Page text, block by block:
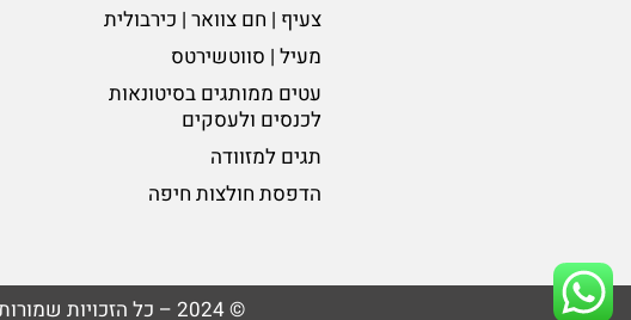
צעיף | חם צוואר | כירבולית
מעיל | סווטשירטס
עטים ממותגים בסיטונאות
לכנסים ולעסקים
תגים למזוודה
הדפסת חולצות חיפה
© 2024 – כל הזכויות שמורות לגרין ליין פלוס | פיתוח אתריים